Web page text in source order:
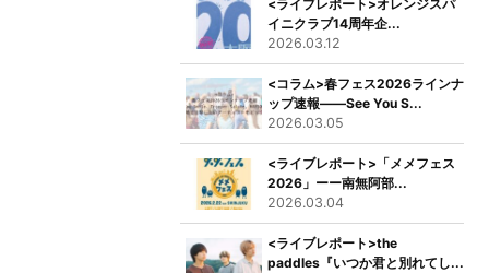
<ライブレポート>オレンジスパ
イニクラブ14周年企...
2026.03.12
<コラム>春フェス2026ラインナ
ップ速報――See You S...
2026.03.05
<ライブレポート>「メメフェス
2026」ーー南無阿部...
2026.03.04
<ライブレポート>the
paddles『いつか君と別れてし...